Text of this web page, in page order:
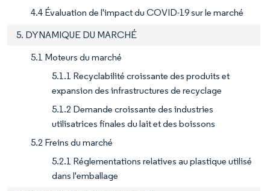
4.4 Évaluation de l'impact du COVID-19 sur le marché
5. DYNAMIQUE DU MARCHÉ
5.1 Moteurs du marché
5.1.1 Recyclabilité croissante des produits et
expansion des infrastructures de recyclage
5.1.2 Demande croissante des industries
utilisatrices finales du lait et des boissons
5.2 Freins du marché
5.2.1 Réglementations relatives au plastique utilisé
dans l'emballage